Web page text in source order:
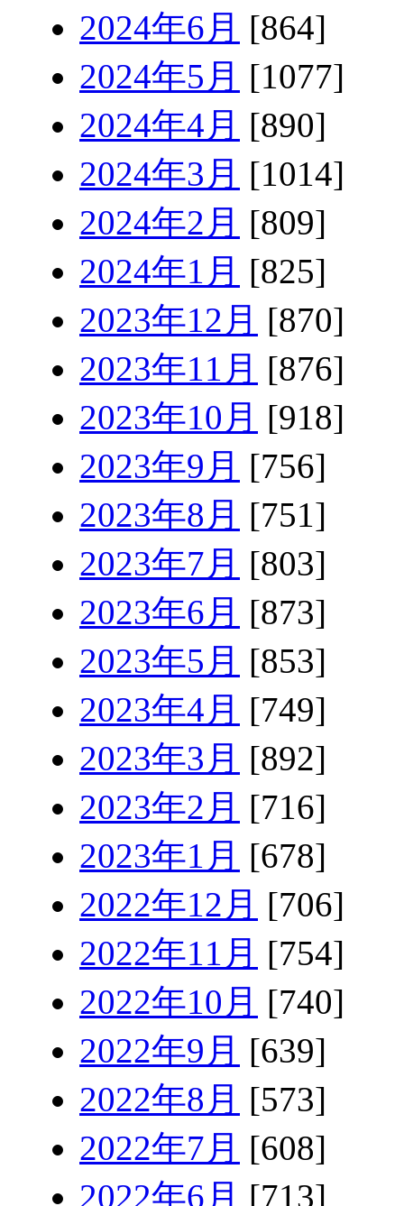
2024年6月 [864]
2024年5月 [1077]
2024年4月 [890]
2024年3月 [1014]
2024年2月 [809]
2024年1月 [825]
2023年12月 [870]
2023年11月 [876]
2023年10月 [918]
2023年9月 [756]
2023年8月 [751]
2023年7月 [803]
2023年6月 [873]
2023年5月 [853]
2023年4月 [749]
2023年3月 [892]
2023年2月 [716]
2023年1月 [678]
2022年12月 [706]
2022年11月 [754]
2022年10月 [740]
2022年9月 [639]
2022年8月 [573]
2022年7月 [608]
2022年6月 [713]